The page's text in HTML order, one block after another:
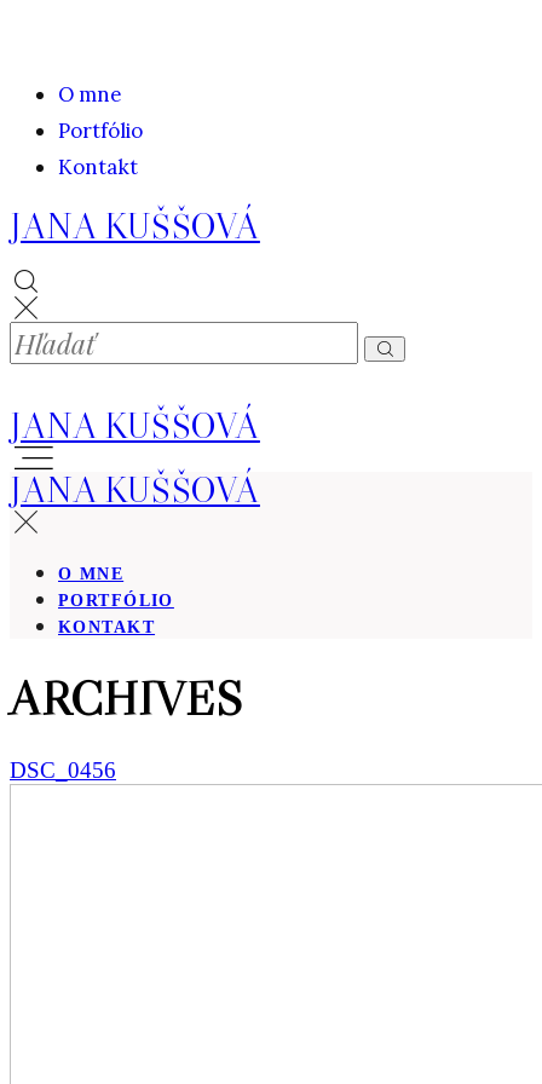
O mne
Portfólio
Kontakt
JANA KUŠŠOVÁ
JANA KUŠŠOVÁ
JANA KUŠŠOVÁ
O MNE
PORTFÓLIO
KONTAKT
ARCHIVES
DSC_0456